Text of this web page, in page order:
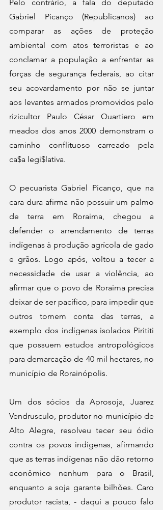
Pelo contrário, a fala do deputado
Gabriel Picanço (Republicanos) ao
comparar as ações de proteção
ambiental com atos terroristas e ao
conclamar a população a enfrentar as
forças de segurança federais, ao citar
seu acovardamento por não se juntar
aos levantes armados promovidos pelo
rizicultor Paulo César Quartiero em
meados dos anos 2000 demonstram o
caminho conflituoso carreado pela
ca$a legi$lativa.
O pecuarista Gabriel Picanço, que na
cara dura afirma não possuir um palmo
de terra em Roraima, chegou a
defender o arrendamento de terras
indígenas à produção agrícola de gado
e grãos. Logo após, voltou a tecer a
necessidade de usar a violência, ao
afirmar que o povo de Roraima precisa
deixar de ser pacífico, para impedir que
outros tomem conta das terras, a
exemplo dos indígenas isolados Pirititi
que possuem estudos antropológicos
para demarcação de 40 mil hectares, no
município de Rorainópolis.
Um dos sócios da Aprosoja, Juarez
Vendrusculo, produtor no município de
Alto Alegre, resolveu tecer seu ódio
contra os povos indígenas, afirmando
que as terras indígenas não dão retorno
econômico nenhum para o Brasil,
enquanto a soja garante bilhões. Caro
produtor racista, - daqui a pouco falo